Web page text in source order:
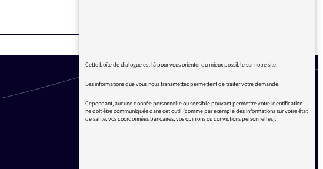
Cette boîte de dialogue est là pour vous orienter du mieux possible sur notre site.
Les informations que vous nous transmettez permettent de traiter votre demande.
Cependant, aucune donnée personnelle ou sensible pouvant permettre votre identification
ne doit être communiquée dans cet outil (comme par exemple des informations sur votre état
de santé, vos coordonnées bancaires, vos opinions ou convictions personnelles).